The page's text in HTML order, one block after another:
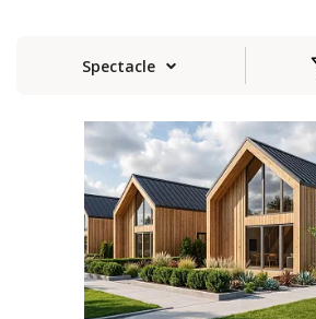
Spectacle